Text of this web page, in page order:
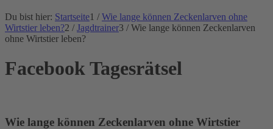
Du bist hier: Startseite1 / Wie lange können Zeckenlarven ohne
Wirtstier leben?2 / Jagdtrainer3 / Wie lange können Zeckenlarven
ohne Wirtstier leben?
Facebook Tagesrätsel
Wie lange können Zeckenlarven ohne Wirtstier